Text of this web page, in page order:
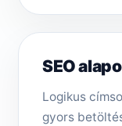
SEO
Logikus
gyors